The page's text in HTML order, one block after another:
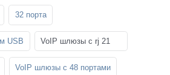
32 порта
USB VoIP шлюзы с rj 21
VoIP шлюзы с 48 портами